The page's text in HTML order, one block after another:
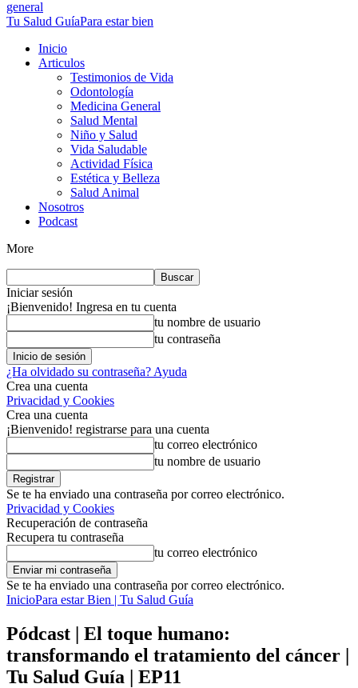
Tu Salud GuíaPara estar bien
Inicio
Articulos
Testimonios de Vida
Odontología
Medicina General
Salud Mental
Niño y Salud
Vida Saludable
Actividad Física
Estética y Belleza
Salud Animal
Nosotros
Podcast
More
Buscar
Iniciar sesión
¡Bienvenido! Ingresa en tu cuenta
tu nombre de usuario
tu contraseña
¿Ha olvidado su contraseña? Ayuda
Crea una cuenta
Privacidad y Cookies
Crea una cuenta
¡Bienvenido! registrarse para una cuenta
tu correo electrónico
tu nombre de usuario
Se te ha enviado una contraseña por correo electrónico.
Privacidad y Cookies
Recuperación de contraseña
Recupera tu contraseña
tu correo electrónico
Se te ha enviado una contraseña por correo electrónico.
InicioPara estar Bien | Tu Salud Guía
Pódcast | El toque humano:
transformando el tratamiento del cáncer |
Tu Salud Guía | EP11